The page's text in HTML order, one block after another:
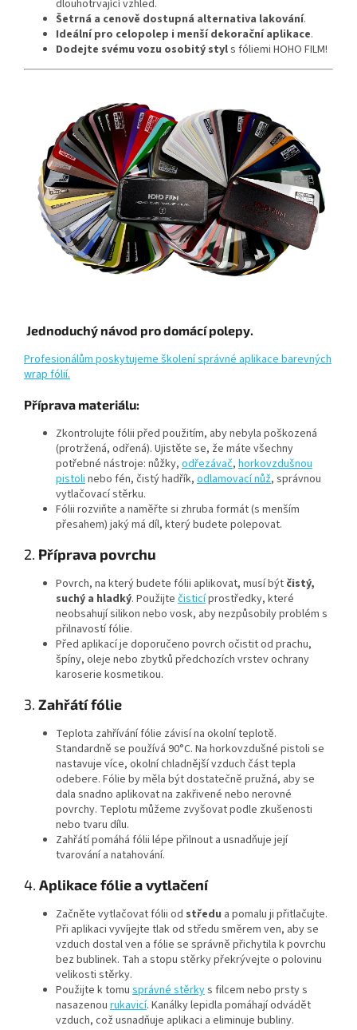
dlouhotrvající vzhled.
Šetrná a cenově dostupná alternativa lakování.
Ideální pro celopolep i menší dekorační aplikace.
Dodejte svému vozu osobitý styls fóliemi HOHO FILM!
Jednoduchý návod pro domácí polepy.
Profesionálům poskytujeme školení správné aplikace barevných
wrap fólií.
Příprava materiálu:
Zkontrolujte fólii před použitím, aby nebyla poškozená
(protržená, odřená). Ujistěte se, že máte všechny
potřebné nástroje: nůžky, odřezávač, horkovzdušnou
pistolinebo fén, čistý hadřík, odlamovací nůž, správnou
vytlačovací stěrku.
Fólii rozviňte a naměřte si zhruba formát (s menším
přesahem) jaký má díl, který budete polepovat.
2. Příprava povrchu
Povrch, na který budete fólii aplikovat, musí být čistý,
suchý a hladký. Použijte čisticíprostředky, které
neobsahují silikon nebo vosk, aby nezpůsobily problém s
přilnavostí fólie.
Před aplikací je doporučeno povrch očistit od prachu,
špíny, oleje nebo zbytků předchozích vrstev ochrany
karoserie kosmetikou.
3. Zahřátí fólie
Teplota zahřívání fólie závisí na okolní teplotě.
Standardně se používá 90°C. Na horkovzdušné pistoli se
nastavuje více, okolní chladnější vzduch část tepla
odebere. Fólie by měla být dostatečně pružná, aby se
dala snadno aplikovat na zakřivené nebo nerovné
povrchy. Teplotu můžeme zvyšovat podle zkušenosti
nebo tvaru dílu.
Zahřátí pomáhá fólii lépe přilnout a usnadňuje její
tvarování a natahování.
4. Aplikace fólie a vytlačení
Začněte vytlačovat fólii od středu a pomalu ji přitlačujte.
Při aplikaci vyvíjejte tlak od středu směrem ven, aby se
vzduch dostal ven a fólie se správně přichytila k povrchu
bez bublinek. Tah a stopu stěrky překrývejte o polovinu
velikosti stěrky.
Použijte k tomu správné stěrkys filcem nebo prsty s
nasazenou rukavicí. Kanálky lepidla pomáhají odvádět
vzduch, což usnadňuje aplikaci a eliminuje bubliny.